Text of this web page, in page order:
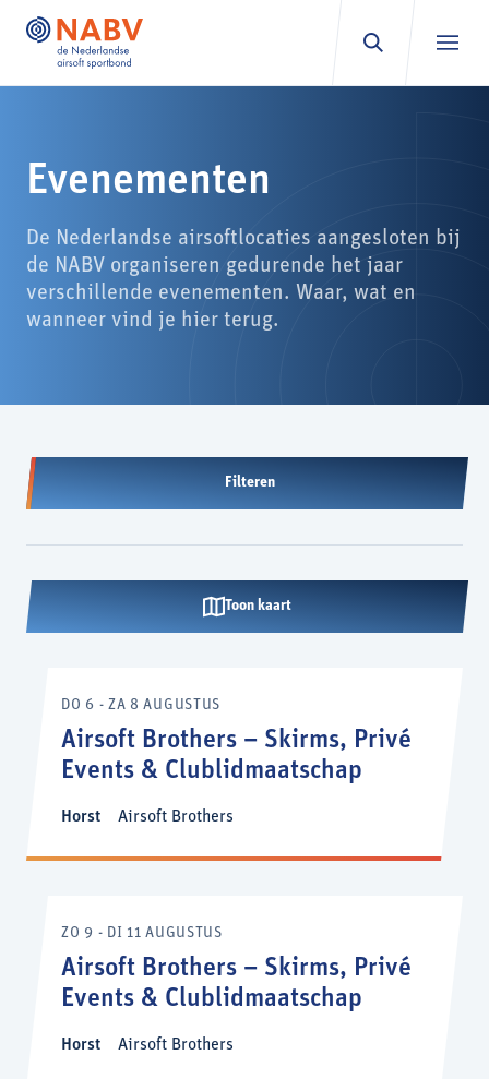
Evenementen
De Nederlandse airsoftlocaties aangesloten bij
de NABV organiseren gedurende het jaar
verschillende evenementen. Waar, wat en
wanneer vind je hier terug.
Filteren
Toon kaart
DO 6 - ZA 8 AUGUSTUS
Airsoft Brothers – Skirms, Privé
Events & Clublidmaatschap
Horst Airsoft Brothers
ZO 9 - DI 11 AUGUSTUS
Airsoft Brothers – Skirms, Privé
Events & Clublidmaatschap
Horst Airsoft Brothers